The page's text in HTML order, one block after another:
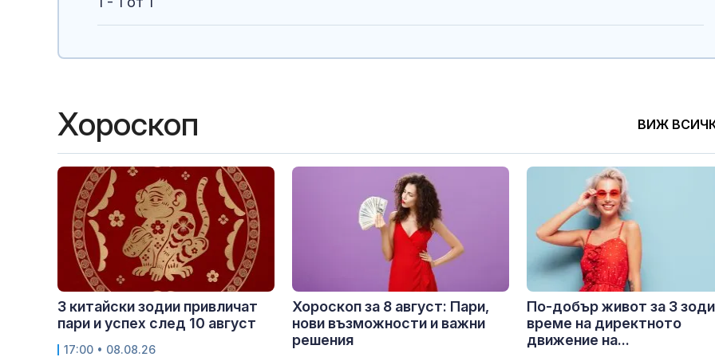
Хороскоп ВИЖ
3 китайски зодии привличат
пари и успех след 10 август
17:00 • 08.08.26
Хороскоп за 8 август: Пари,
нови възможности и важни
решения
По-добър живот за 3
време на директното
движение на...